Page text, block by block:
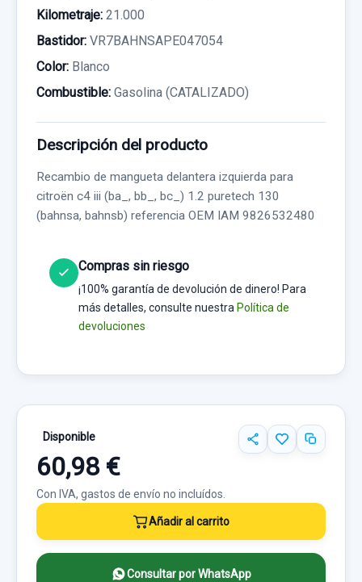
Kilometraje: 21.000
Bastidor: VR7BAHNSAPE047054
Color: Blanco
Combustible: Gasolina (CATALIZADO)
Descripción del producto
Recambio de mangueta delantera izquierda para
citroën c4 iii (ba_, bb_, bc_) 1.2 puretech 130
(bahnsa, bahnsb) referencia OEM IAM 9826532480
Compras sin riesgo
¡100% garantía de devolución de dinero! Para
más detalles, consulte nuestra Política de
devoluciones
Disponible
60,98 €
Con IVA, gastos de envío no incluídos.
Añadir al carrito
Consultar por WhatsApp